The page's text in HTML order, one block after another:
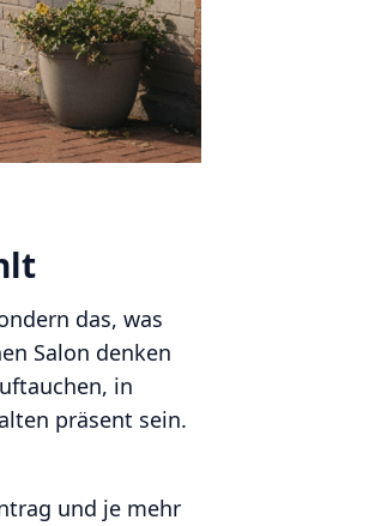
das, was
Salon denken
in
präsent sein.
und je mehr